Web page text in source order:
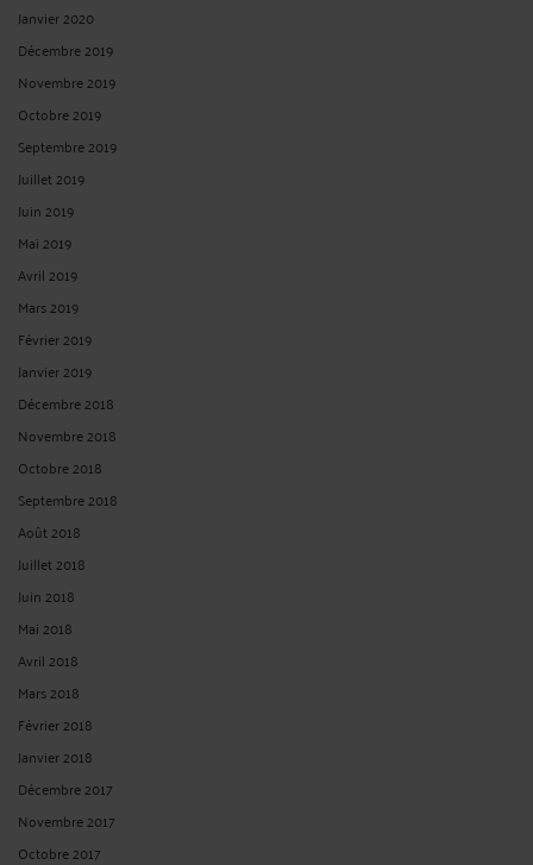
Janvier 2020
Décembre 2019
Novembre 2019
Octobre 2019
Septembre 2019
Juillet 2019
Juin 2019
Mai 2019
Avril 2019
Mars 2019
Février 2019
Janvier 2019
Décembre 2018
Novembre 2018
Octobre 2018
Septembre 2018
Août 2018
Juillet 2018
Juin 2018
Mai 2018
Avril 2018
Mars 2018
Février 2018
Janvier 2018
Décembre 2017
Novembre 2017
Octobre 2017